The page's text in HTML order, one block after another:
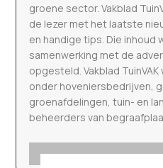
groene sector. Vakblad
de lezer met het laatste
en handige tips. Die inhoud
samenwerking met de
opgesteld. Vakblad
onder hoveniersbedrijven,
groenafdelingen, tuin- en
beheerders van